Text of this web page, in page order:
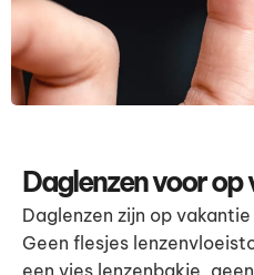
Daglenzen voor op
Daglenzen zijn op
Geen flesjes